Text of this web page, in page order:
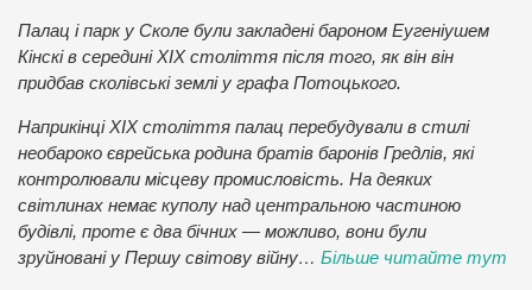
Палац і парк у Сколе були закладені бароном Еугеніушем
Кінскі в середині XIX століття після того, як він він
придбав сколівські землі у графа Потоцького.
Наприкінці XIX століття палац перебудували в стилі
необароко єврейська родина братів баронів Гредлів, які
контролювали місцеву промисловість. На деяких
світлинах немає куполу над центральною частиною
будівлі, проте є два бічних — можливо, вони були
зруйновані у Першу світову війну… Більше читайте тут